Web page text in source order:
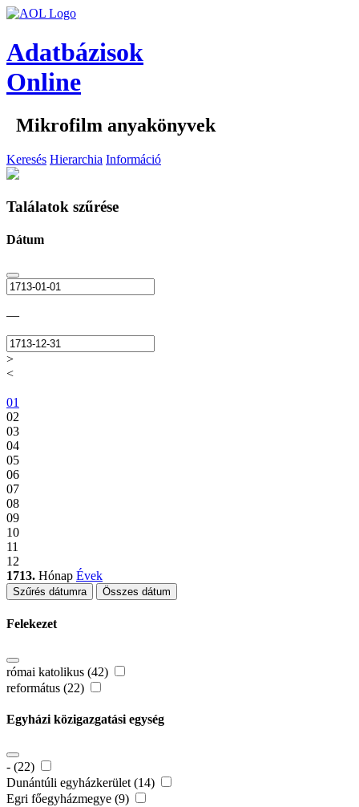
Adatbázisok
Online
Mikrofilm anyakönyvek
Keresés Hierarchia Információ
Találatok szűrése
Dátum
—
>
<
01
02
03
04
05
06
07
08
09
10
11
12
1713. Hónap Évek
Szűrés dátumra Összes dátum
Felekezet
római katolikus (42)
református (22)
Egyházi közigazgatási egység
- (22)
Dunántúli egyházkerület (14)
Egri főegyházmegye (9)